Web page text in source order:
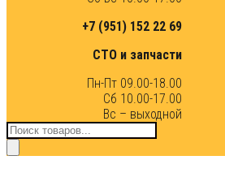
+7 (951) 152 22 69
СТО и запчасти
Пн-Пт 09.00-18.00
Сб 10.00-17.00
Вс – выходной
Поиск
товаров